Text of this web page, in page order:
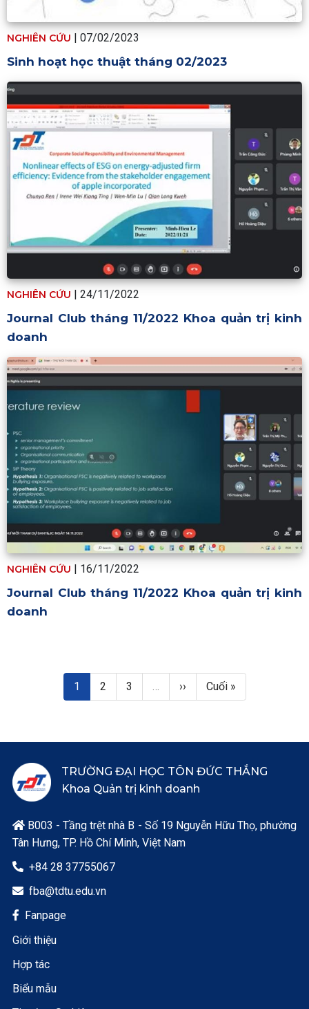
NGHIÊN CỨU | 07/02/2023
Sinh hoạt học thuật tháng 02/2023
NGHIÊN CỨU | 24/11/2022
Journal Club tháng 11/2022 Khoa quản trị kinh
doanh
NGHIÊN CỨU 16/11/2022
Journal Club tháng 11/2022 Khoa quản trị kinh
doanh
Trang hiện thời
1 Trang
2 Trang
3 … Next page
›› Last page
Cuối »
TRƯỜNG ĐẠI HỌC TÔN ĐỨC THẮNG
Khoa Quản trị kinh doanh
B003 - Tầng trệt nhà B - Số 19 Nguyễn Hữu Thọ, phường
Tân Hưng, TP. Hồ Chí Minh, Việt Nam
 +84 28 37755067
 fba@tdtu.edu.vn

Fanpage
Giới thiệu
Hợp tác
Biểu mẫu